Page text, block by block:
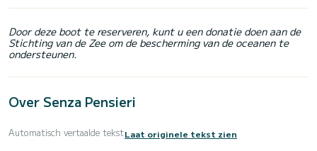
Door deze boot te reserveren, kunt u een donatie doen aan de
Stichting van de Zee om de bescherming van de oceanen te
ondersteunen.
Over Senza Pensieri
Automatisch vertaalde tekstLaat originele tekst zien